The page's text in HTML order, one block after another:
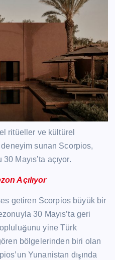
ritüeller ve kültürel
sunan Scorpios,
Mayıs’ta açıyor.
Açılıyor
getiren Scorpios büyük bir
30 Mayıs’ta geri
yine Türk
bölgelerinden biri olan
Yunanistan dışında